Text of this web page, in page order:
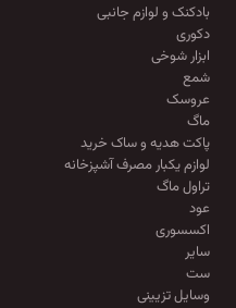
بادکنک و لوازم جانبی
دکوری
ابزار شوخی
شمع
عروسک
ماگ
پاکت هدیه و ساک خرید
لوازم یکبار مصرف آشپزخانه
تراول ماگ
عود
اکسسوری
سایر
ست
وسایل تزیینی